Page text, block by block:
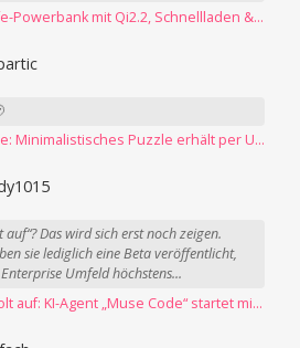
→ MagSafe-Powerbank mit Qi2.2, Schnellladen & USB-C-Kabel angeschaut
→ OddOne: Minimalistisches Puzzle erhält per Update 150 neue Level
auf“? Das wird sich erst noch zeigen.
sie lediglich eine Beta veröffentlicht,
Umfeld höchstens...
→ Meta holt auf: KI-Agent „Muse Code“ startet mit erster Betaversion